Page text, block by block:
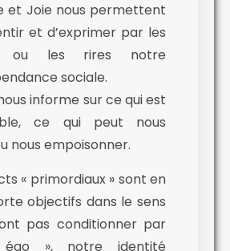
et Joie nous permettent
et d’exprimer par les
ou les rires notre
sociale.
informe sur ce qui est
ce qui peut nous
nous empoisonner.
« primordiaux » sont en
objectifs dans le sens
pas conditionner par
», notre identité